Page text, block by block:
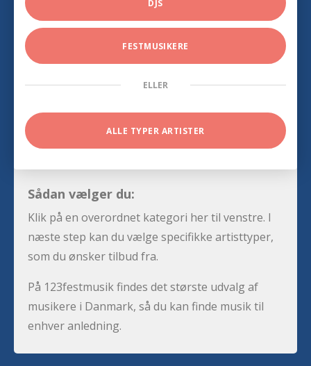
DJS
FESTMUSIKERE
ELLER
ALLE TYPER ARTISTER
Sådan vælger du:
Klik på en overordnet kategori her til venstre. I
næste step kan du vælge specifikke artisttyper,
som du ønsker tilbud fra.
På 123festmusik findes det største udvalg af
musikere i Danmark, så du kan finde musik til
enhver anledning.